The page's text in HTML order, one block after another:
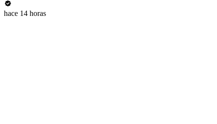
hace 14 horas